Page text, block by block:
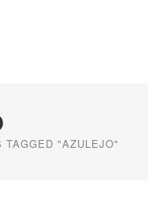
TAGGED "AZULEJO"